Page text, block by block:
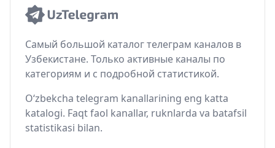
Самый большой каталог телеграм каналов в
Узбекистане. Только активные каналы по
категориям и с подробной статистикой.
O‘zbekcha telegram kanallarining eng katta
katalogi. Faqt faol kanallar, ruknlarda va batafsil
statistikasi bilan.